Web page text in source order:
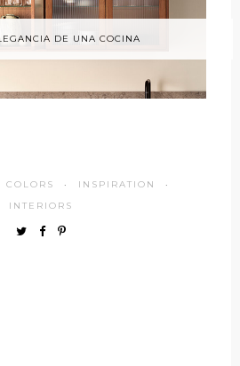
DE UNA COCINA
COLORS · INSPIRATION
·
INTERIORS